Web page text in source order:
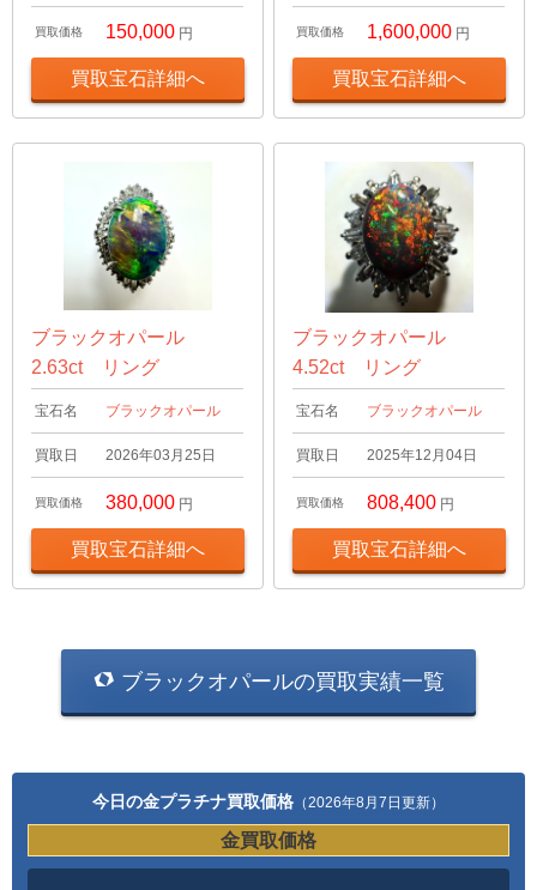
買取価格 150,000 円
買取宝石詳細へ
買取価格 1,600,000 円
買取宝石詳細へ
ブラックオパール
2.63ct リング
宝石名 ブラックオパール
買取日 2026年03月25日
買取価格 380,000 円
買取宝石詳細へ
ブラックオパール
4.52ct リング
宝石名 ブラックオパール
買取日 2025年12月04日
買取価格 808,400 円
買取宝石詳細へ
ブラックオパールの買取実績一覧
今日の金プラチナ買取価格 （2026年8月7日更新）
金買取価格